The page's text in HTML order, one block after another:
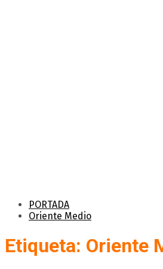
PORTADA
Oriente Medio
Etiqueta: Oriente